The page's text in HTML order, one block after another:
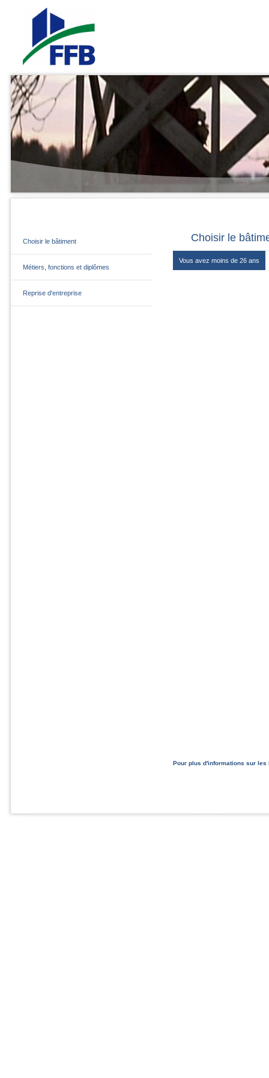
Choisir le bâtiment
Métiers, fonctions et diplômes
Reprise d'entreprise
Choisir le
Vous avez moins de 26 ans
Pour plus d'informations sur les